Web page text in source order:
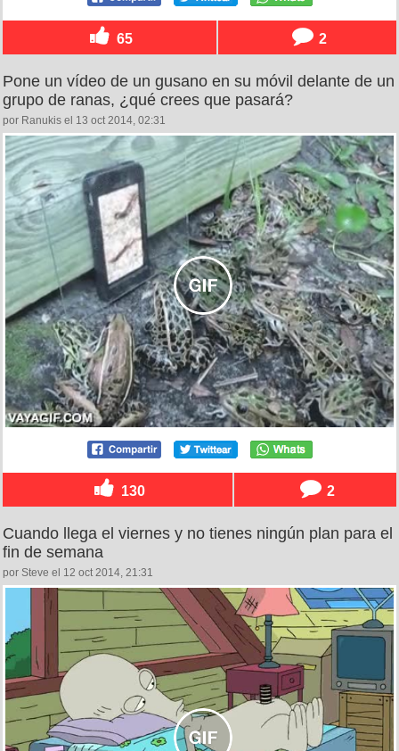
65 2
Pone un vídeo de un gusano en su móvil delante de un
grupo de ranas, ¿qué crees que pasará?
por Ranukis el 13 oct 2014, 02:31
130 2
Cuando llega el viernes y no tienes ningún plan para el
fin de semana
por Steve el 12 oct 2014, 21:31